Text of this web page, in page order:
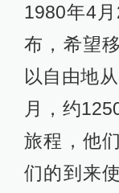
1980年4
布，希望
以自由地
月，约
旅程，他
们的到来